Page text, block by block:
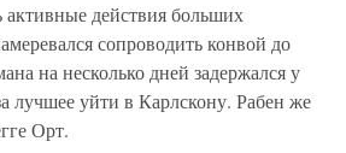
действия больших
сопроводить конвой до
на несколько дней задержался у
лучшее уйти в Карлскону. Рабен же
Орт.